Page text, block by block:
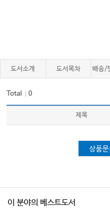
Index
도서소개 도서목차 배송/
Total ｜0
제목
상품
이 분야의 베스트도서